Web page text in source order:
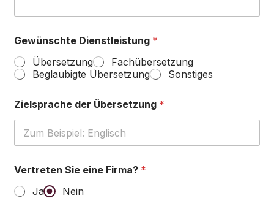
Gewünschte Dienstleistung *
Übersetzung
Fachübersetzung
Beglaubigte Übersetzung
Sonstiges
Zielsprache der Übersetzung *
Vertreten Sie eine Firma? *
Ja
Nein